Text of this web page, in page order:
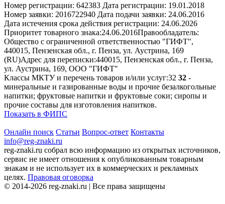
Номер регистрации: 642383 Дата регистрации: 19.01.2018
Номер заявки: 2016722940 Дата подачи заявки: 24.06.2016
Дата истечения срока действия регистрации: 24.06.2026
Приоритет товарного знака:24.06.2016Правообладатель:
Общество с ограниченной ответственностью "ГИФТ",
440015, Пензенская обл., г. Пенза, ул. Аустрина, 169
(RU)Адрес для переписки:440015, Пензенская обл., г. Пенза,
ул. Аустрина, 169, ООО "ГИФТ"
Классы МКТУ и перечень товаров и/или услуг:32 32 -
минеральные и газированные воды и прочие безалкогольные
напитки; фруктовые напитки и фруктовые соки; сиропы и
прочие составы для изготовления напитков.
Показать в ФИПС
Онлайн поиск Статьи Вопрос-ответ Контакты
info@reg-znaki.ru
reg-znaki.ru собрал всю информацию из открытых источников,
сервис не имеет отношения к опубликованным товарным
знакам и не использует их в коммерческих и рекламных
целях. Правовая оговорка
© 2014-2026 reg-znaki.ru | Все права защищены